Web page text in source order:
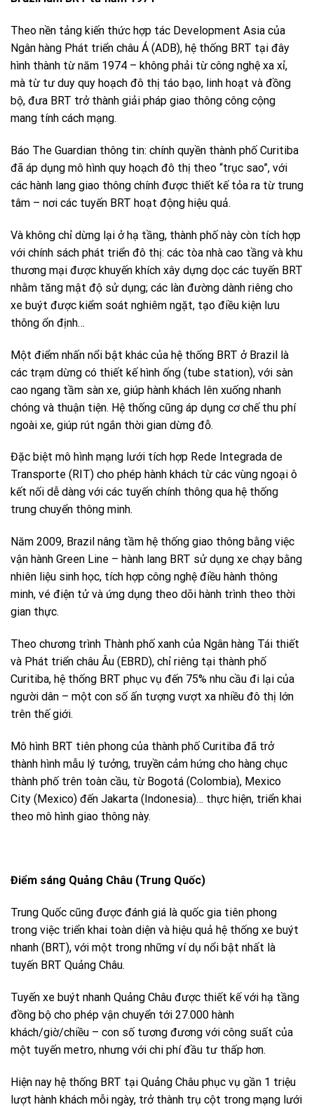
Theo nền tảng kiến thức hợp tác Development Asia của
Ngân hàng Phát triển châu Á (ADB), hệ thống BRT tại đây
hình thành từ năm 1974 – không phải từ công nghệ xa xỉ,
mà từ tư duy quy hoạch đô thị táo bạo, linh hoạt và đồng
bộ, đưa BRT trở thành giải pháp giao thông công cộng
mang tính cách mạng.
Báo The Guardian thông tin: chính quyền thành phố Curitiba
đã áp dụng mô hình quy hoạch đô thị theo “trục sao”, với
các hành lang giao thông chính được thiết kế tỏa ra từ trung
tâm – nơi các tuyến BRT hoạt động hiệu quả.
Và không chỉ dừng lại ở hạ tầng, thành phố này còn tích hợp
với chính sách phát triển đô thị: các tòa nhà cao tầng và khu
thương mại được khuyến khích xây dựng dọc các tuyến BRT
nhằm tăng mật độ sử dụng; các làn đường dành riêng cho
xe buýt được kiểm soát nghiêm ngặt, tạo điều kiện lưu
thông ổn định…
Một điểm nhấn nổi bật khác của hệ thống BRT ở Brazil là
các trạm dừng có thiết kế hình ống (tube station), với sàn
cao ngang tầm sàn xe, giúp hành khách lên xuống nhanh
chóng và thuận tiện. Hệ thống cũng áp dụng cơ chế thu phí
ngoài xe, giúp rút ngắn thời gian dừng đỗ.
Đặc biệt mô hình mạng lưới tích hợp Rede Integrada de
Transporte (RIT) cho phép hành khách từ các vùng ngoại ô
kết nối dễ dàng với các tuyến chính thông qua hệ thống
trung chuyển thông minh.
Năm 2009, Brazil nâng tầm hệ thống giao thông bằng việc
vận hành Green Line – hành lang BRT sử dụng xe chạy bằng
nhiên liệu sinh học, tích hợp công nghệ điều hành thông
minh, vé điện tử và ứng dụng theo dõi hành trình theo thời
gian thực.
Theo chương trình Thành phố xanh của Ngân hàng Tái thiết
và Phát triển châu Âu (EBRD), chỉ riêng tại thành phố
Curitiba, hệ thống BRT phục vụ đến 75% nhu cầu đi lại của
người dân – một con số ấn tượng vượt xa nhiều đô thị lớn
trên thế giới.
Mô hình BRT tiên phong của thành phố Curitiba đã trở
thành hình mẫu lý tưởng, truyền cảm hứng cho hàng chục
thành phố trên toàn cầu, từ Bogotá (Colombia), Mexico
City (Mexico) đến Jakarta (Indonesia)… thực hiện, triển khai
theo mô hình giao thông này.
Điểm sáng Quảng Châu (Trung Quốc)
Trung Quốc cũng được đánh giá là quốc gia tiên phong
trong việc triển khai toàn diện và hiệu quả hệ thống xe buýt
nhanh (BRT), với một trong những ví dụ nổi bật nhất là
tuyến BRT Quảng Châu.
Tuyến xe buýt nhanh Quảng Châu được thiết kế với hạ tầng
đồng bộ cho phép vận chuyển tới 27.000 hành
khách/giờ/chiều – con số tương đương với công suất của
một tuyến metro, nhưng với chi phí đầu tư thấp hơn.
Hiện nay hệ thống BRT tại Quảng Châu phục vụ gần 1 triệu
lượt hành khách mỗi ngày, trở thành trụ cột trong mạng lưới